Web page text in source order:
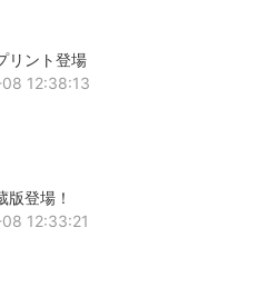
リント登場
12:38:13
版登場！
12:33:21